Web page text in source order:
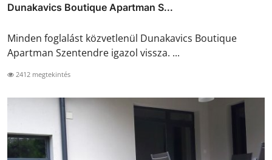
Dunakavics Boutique Apartman S...
Minden foglalást közvetlenül Dunakavics Boutique
Apartman Szentendre igazol vissza. ...
2412 megtekintés